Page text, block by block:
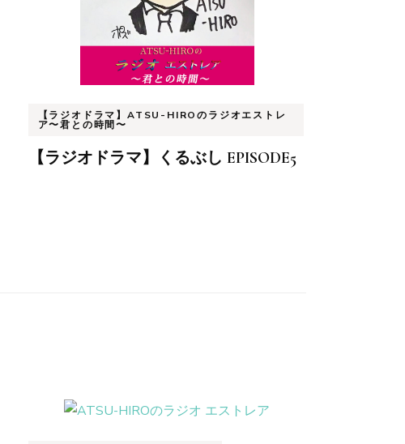
さ
【ラジオドラマ】ATSU-HIROのラジオエストレ
ア〜君との時間〜
【ラジオドラマ】くるぶし EPISODE5